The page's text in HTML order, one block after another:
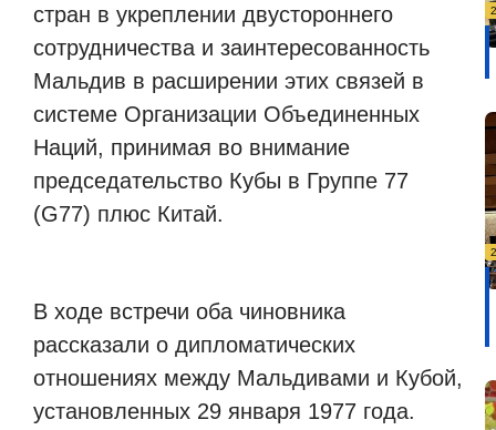
стран в укреплении двустороннего
сотрудничества и заинтересованность
Мальдив в расширении этих связей в
системе Организации Объединенных
Наций, принимая во внимание
председательство Кубы в Группе 77
(G77) плюс Китай.
В ходе встречи оба чиновника
рассказали о дипломатических
отношениях между Мальдивами и Кубой,
установленных 29 января 1977 года.